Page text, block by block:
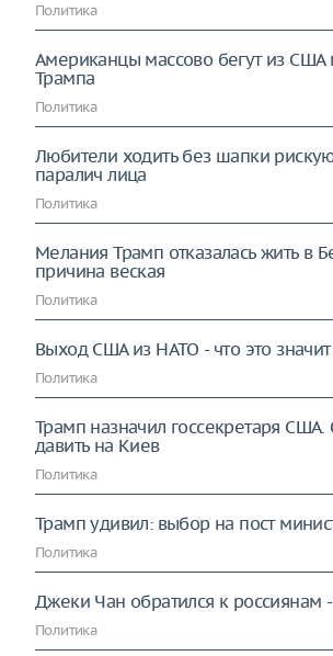
Политика
Американцы массово бегут из США
Трампа
Политика
Любители ходить без шапки
паралич лица
Политика
Мелания Трамп отказалась жить в
причина веская
Политика
Выход США из НАТО - что это
Политика
Трамп назначил госсекретаря
давить на Киев
Политика
Трамп удивил: выбор на пост
Политика
Джеки Чан обратился к россиянам -
Политика